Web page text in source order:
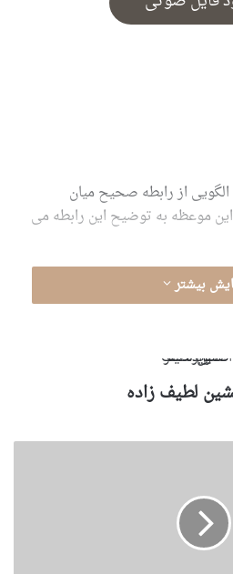
از رابطه صحیح میان
موعظه به توضیح این رابطه می
بیشتر
لطيف زاده